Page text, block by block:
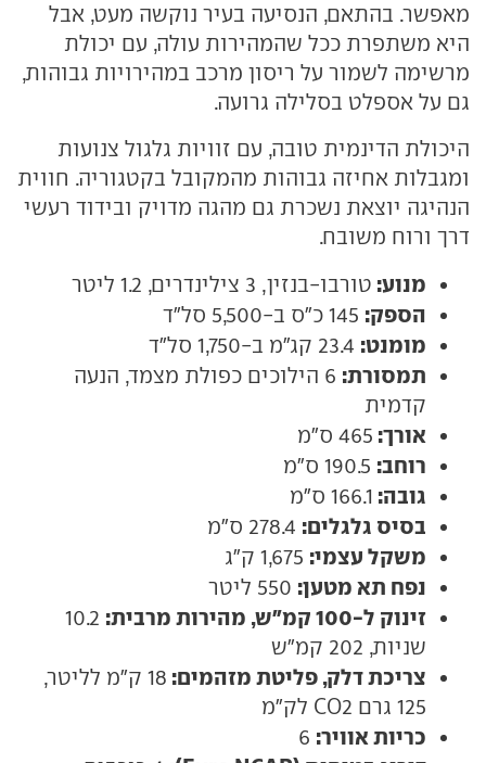
מאפשר. בהתאם, הנסיעה בעיר נוקשה מעט, אבל
היא משתפרת ככל שהמהירות עולה, עם יכולת
מרשימה לשמור על ריסון מרכב במהירויות גבוהות,
גם על אספלט בסלילה גרועה.
היכולת הדינמית טובה, עם זוויות גלגול צנועות
ומגבלות אחיזה גבוהות מהמקובל בקטגוריה. חווית
הנהיגה יוצאת נשכרת גם מהגה מדויק ובידוד רעשי
דרך ורוח משובח.
מנוע: טורבו-בנזין, 3 צילינדרים, 1.2 ליטר
הספק:
מומנט:
תמסורת:
6 הילוכים כפולת מצמד, הנעה
קדמית
אורך: 465 ס"מ
רוחב:
גובה: 166.1 ס"מ
בסיס גלגלים:
משקל עצמי:
נפח תא מטען:
זינוק ל-100 קמ"ש, מהירות מרבית:
10.2
שניות, 202 קמ"ש
צריכת דלק, פליטת מזהמים:
18 ק"מ לליטר,
125 גרם CO2 לק"מ
כריות אוויר: